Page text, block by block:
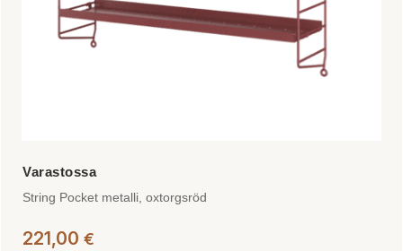
String Pocket metalli, oxtorgsröd
221,00 €